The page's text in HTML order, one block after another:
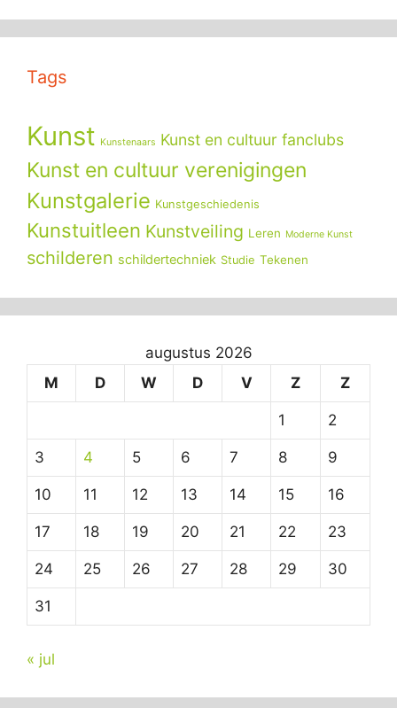
Tags
Kunst Kunstenaars Kunst en cultuur fanclubs
Kunst en cultuur verenigingen
Kunstgalerie Kunstgeschiedenis
Kunstuitleen Kunstveiling Leren Moderne Kunst
schilderen schildertechniek Studie Tekenen
augustus 2026
M
D W D V Z Z
1 2
3 4 5 6 7 8 9
10 11 12 13 14 15 16
17 18 19 20 21 22 23
24 25 26 27 28 29 30
31
« jul